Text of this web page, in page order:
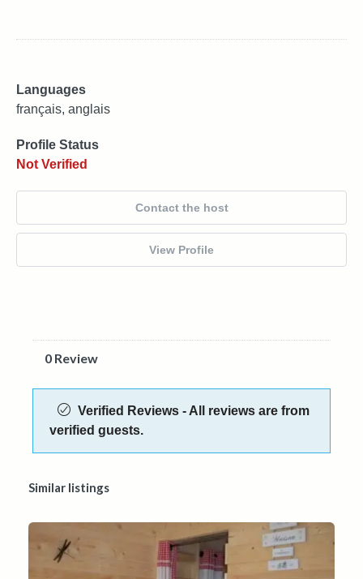
Languages
français, anglais
Profile Status
Not Verified
Contact the host
View Profile
0 Review
Verified Reviews - All reviews are from
verified guests.
Similar listings